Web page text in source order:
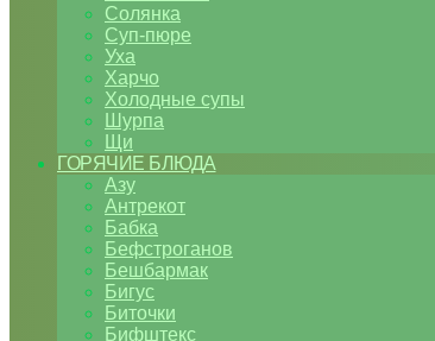
Солянка
Суп-пюре
Уха
Харчо
Холодные супы
Шурпа
Щи
ГОРЯЧИЕ БЛЮДА
Азу
Антрекот
Бабка
Бефстроганов
Бешбармак
Бигус
Биточки
Бифштекс